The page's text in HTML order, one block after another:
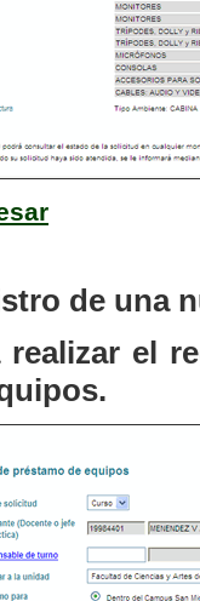
de una
realizar el